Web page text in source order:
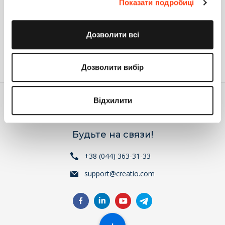
Показати подробиці
Дозволити всі
Дозволити вибір
Відхилити
Спасибо за ответы, да я уже примерно так и начал
Войдитеилизарегистрируйтесь, что бы комментировать
Будьте на связи!
+38 (044) 363-31-33
support@creatio.com